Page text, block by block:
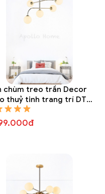
chùm treo trần Decor
thuỷ tinh trang trí DTT